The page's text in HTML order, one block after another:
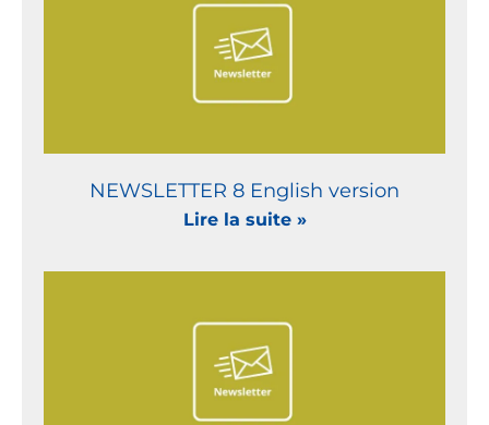
NEWSLETTER 8 English version
Lire la suite »